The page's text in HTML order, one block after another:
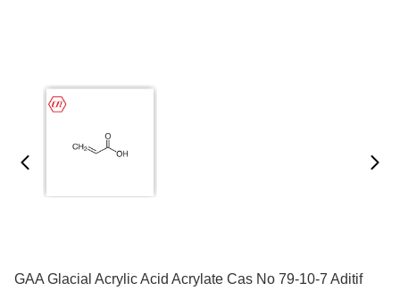
GAA Glacial Acrylic Acid Acrylate Cas No 79-10-7 Aditif